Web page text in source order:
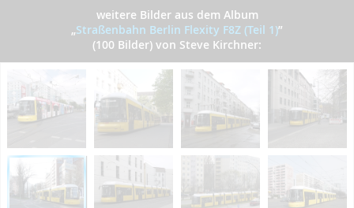
weitere Bilder aus dem Album
„Straßenbahn Berlin Flexity F8Z (Teil 1)”
(100 Bilder) von Steve Kirchner: